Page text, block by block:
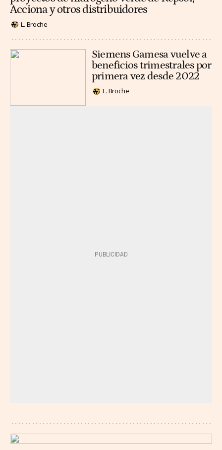
Acciona y otros distribuidores
L. Broche
Siemens Gamesa vuelve a
beneficios trimestrales por
primera vez desde 2022
L. Broche